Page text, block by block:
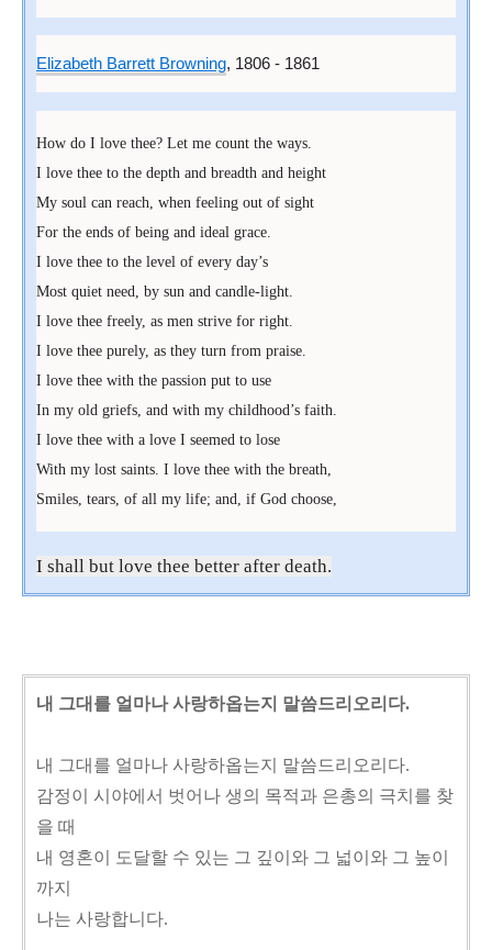
Elizabeth Barrett Browning, 1806 - 1861
How do I love thee? Let me count the ways.
I love thee to the depth and breadth and height
My soul can reach, when feeling out of sight
For the ends of being and ideal grace.
I love thee to the level of every day’s
Most quiet need, by sun and candle-light.
I love thee freely, as men strive for right.
I love thee purely, as they turn from praise.
I love thee with the passion put to use
In my old griefs, and with my childhood’s faith.
I love thee with a love I seemed to lose
With my lost saints. I love thee with the breath,
Smiles, tears, of all my life; and, if God choose,
I shall but love thee better after death.
내 그대를 얼마나 사랑하옵는지 말씀드리오리다.
내 그대를 얼마나 사랑하옵는지 말씀드리오리다.
감정이 시야에서 벗어나 생의 목적과 은총의 극치를 찾
을 때
내 영혼이 도달할 수 있는 그 깊이와 그 넓이와 그 높이
까지
나는 사랑합니다.